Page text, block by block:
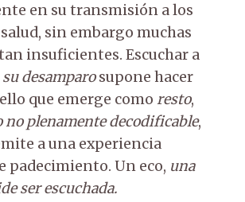
en su transmisión a los
sin embargo muchas
insuficientes. Escuchar a
su desamparosupone hacer
que emerge como resto,
no plenamente decodificable,
a una experiencia
padecimiento. Un eco, una
ser escuchada.